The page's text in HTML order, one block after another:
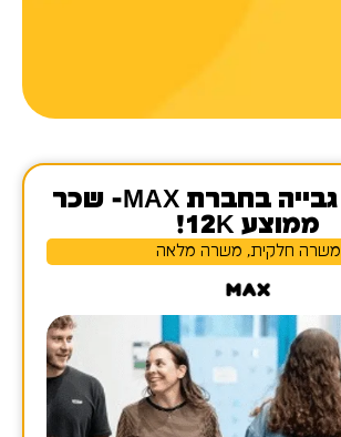
✨נציג/ת גבייה בחברת MAX- שכר
ממוצע 12K!
משרה חלקית, משרה מלאה